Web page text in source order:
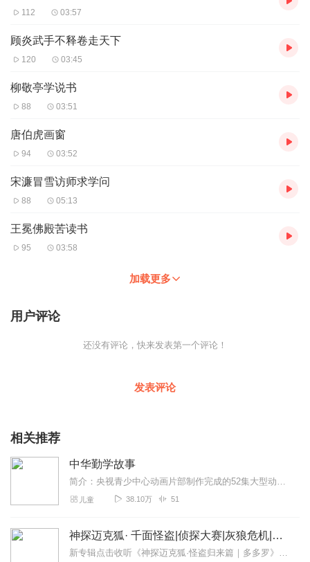
112 03:57
顾炎武手不释卷走天下
120 03:45
柳敬亭学说书
88 03:51
唐伯虎画窗
94 03:52
宋濂冒雪访师求学问
88 05:13
王冕佛殿苦读书
95 03:58
加载更多
用户评论
还没有评论，快来发表第一个评论！
发表评论
相关推荐
中华勤学故事
简介：央视青少中心动画片部制作完成的52集大型动画系列片《中华勤学故事》，于2004年5月10日在央视一套《动画城》栏目中推出。这是央视为弘扬中华民族传统美德，...
儿童 38.10万 51
神探迈克狐· 千面怪盗|侦探大赛|灰狼危机|多多罗
新专辑点击收听《神探迈克狐·怪盗归来篇｜多多罗》！！！>>>点击进入主播橱窗购买《神探迈克狐》系列图书吧!<<<多多罗故事【点击前往】收听多多罗其他好玩有趣的故...